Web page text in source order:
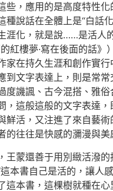
些，應用的是高度特性
種說話在全體上是“白話
涯化，就是說……是活人
紅樓夢·寫在後面的話》
家在持久生涯和創作實
到文字表達上，則是常
度譏諷、古今混搭、雅
，這般這般的文字表達
鮮活，又注進了來自藝
的往往是快感的瀰漫與美
王蒙還善于用別緻活潑
本書自己是活的，讓人
這本書，這棵樹就種在